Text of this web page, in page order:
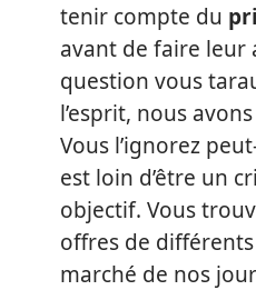
tenir compte du
avant de faire leur
question vous
l’esprit, nous
Vous l’ignorez
est loin d’être un
objectif. Vous
offres de
marché de nos